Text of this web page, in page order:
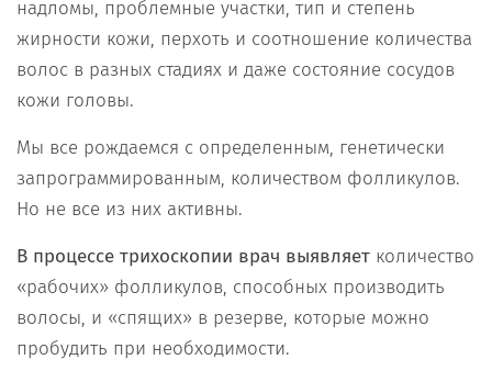
надломы, проблемные участки, тип и степень
жирности кожи, перхоть и соотношение количества
волос в разных стадиях и даже состояние сосудов
кожи головы.
Мы все рождаемся с определенным, генетически
запрограммированным, количеством фолликулов.
Но не все из них активны.
В процессе трихоскопии врач выявляет количество
«рабочих» фолликулов, способных производить
волосы, и «спящих» в резерве, которые можно
пробудить при необходимости.